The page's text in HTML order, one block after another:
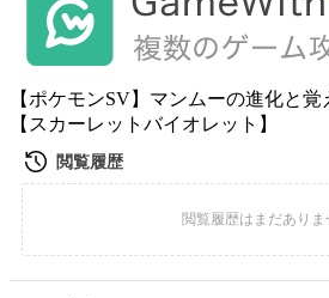
【ポケモンSV】マンムーの進化と
【スカーレットバイオレット】